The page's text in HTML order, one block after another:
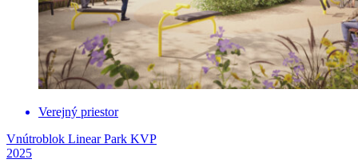
Verejný priestor
Vnútroblok Linear Park KVP
2025